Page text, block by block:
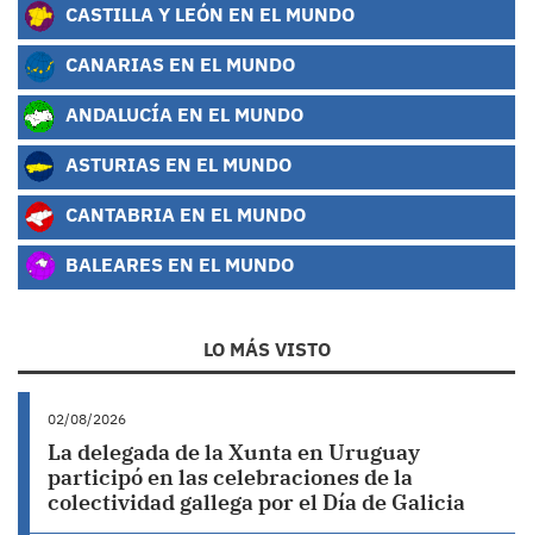
CASTILLA Y LEÓN EN EL MUNDO
CANARIAS EN EL MUNDO
ANDALUCÍA EN EL MUNDO
ASTURIAS EN EL MUNDO
CANTABRIA EN EL MUNDO
BALEARES EN EL MUNDO
LO MÁS VISTO
02/08/2026
La delegada de la Xunta en Uruguay
participó en las celebraciones de la
colectividad gallega por el Día de Galicia